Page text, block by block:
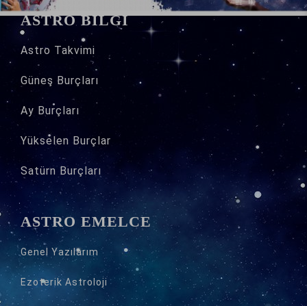
ASTRO BİLGİ
Astro Takvimi
Güneş Burçları
Ay Burçları
Yükselen Burçlar
Satürn Burçları
ASTRO EMELCE
Genel Yazılarım
Ezoterik Astroloji